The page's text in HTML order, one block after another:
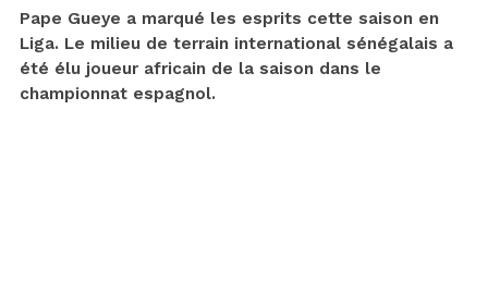
Pape Gueye a marqué les esprits cette saison en
Liga. Le milieu de terrain international sénégalais a
été élu joueur africain de la saison dans le
championnat espagnol.